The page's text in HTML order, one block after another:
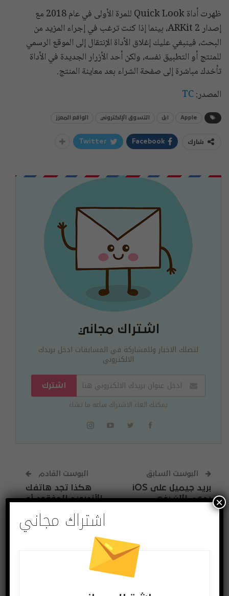
ظهرت أداة Quick Look للمرة الأولى في عام 2018 مع
إصدار ARKit 2، بينما إذا كنت ترغب في إجراء المزيد من
البحث، فينبغي عليك إغلاق الأداة الإنتقال إلى الموقع الرسمي
للمنتج أو التطبيق نفسه، ولكن أحد الأزرار الجديدة في الأداة
تأخدك مباشرة إلى صفحة الشراء بعد معاينة المنتج.
المصدر:TC
Apple ابل التسوق الإلكتروني الواقع المعزز
شارك Facebook
Twitter
اشتراك مجاني
لتصلك الاخبار وللمشاركة في المسابقات ادخل بريدك
الالكتروني
اشترك
يمكنك الغاء الاشتراك ساعة ما تشاء
البوست السابق
بريد جيميل على iOS
يدعم الآن رفع
الملفات من تطبيق
البوست القادم
هكذا تجد هاتفك
الأندرويد المفقود أو
آخر الاخبار
اشتراك مجاني
×